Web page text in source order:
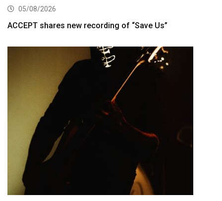
05/08/2026
ACCEPT shares new recording of “Save Us”